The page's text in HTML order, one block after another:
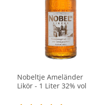
Nobeltje Ameländer
Likör - 1 Liter 32% vol